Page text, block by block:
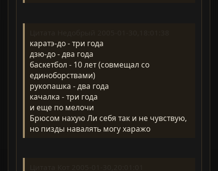
каратэ-до - три года
дзю-до - два года
баскетбол - 10 лет (совмещал со
единоборствами)
рукопашка - два года
качалка - три года
и еще по мелочи
Брюсом нахую Ли себя так и не чувствую,
но пизды навалять могу харажо